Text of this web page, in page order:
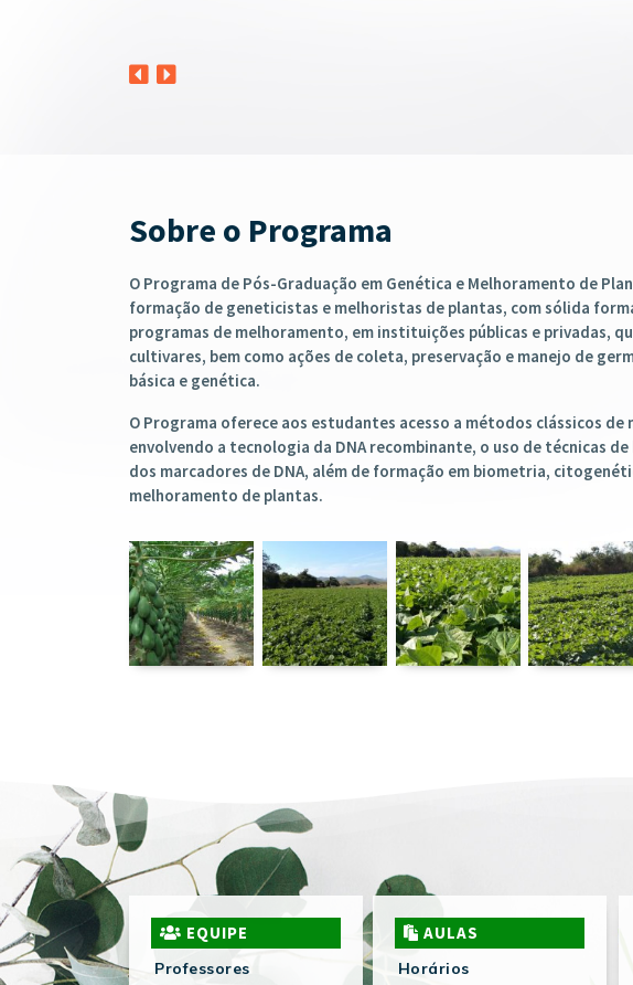
Sobre o Programa
O Programa de Pós-Graduação em Genética e Melhoramento de
formação de geneticistas e melhoristas de plantas, com sólida
programas de melhoramento, em instituições públicas e privadas,
cultivares, bem como ações de coleta, preservação e manejo de
básica e genética.
O Programa oferece aos estudantes acesso a métodos clássicos
envolvendo a tecnologia da DNA recombinante, o uso de técnicas
dos marcadores de DNA, além de formação em biometria,
melhoramento de plantas.
EQUIPE
Professores
AULAS
Horários